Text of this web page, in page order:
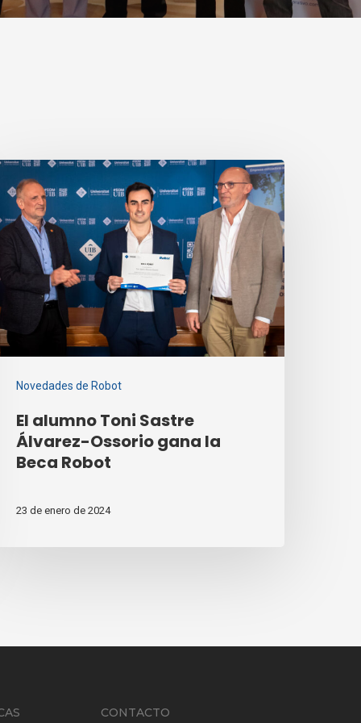
Novedades de Robot
El alumno Toni Sastre
Álvarez-Ossorio gana la
Beca Robot
23 de enero de 2024
CONTACTO
info@robotcorporativo.com